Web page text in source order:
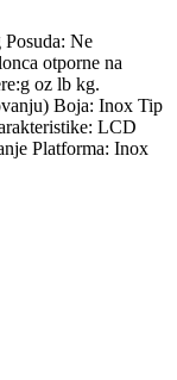
Ne
otporne na
oz lb kg.
Boja: Inox Tip
LCD
Platforma: Inox